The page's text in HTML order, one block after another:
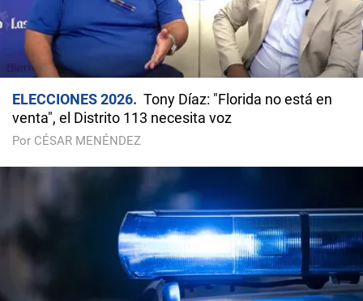
ELECCIONES 2026
Tony Díaz: "Florida no está en
venta", el Distrito 113 necesita voz
Por CÉSAR MENÉNDEZ